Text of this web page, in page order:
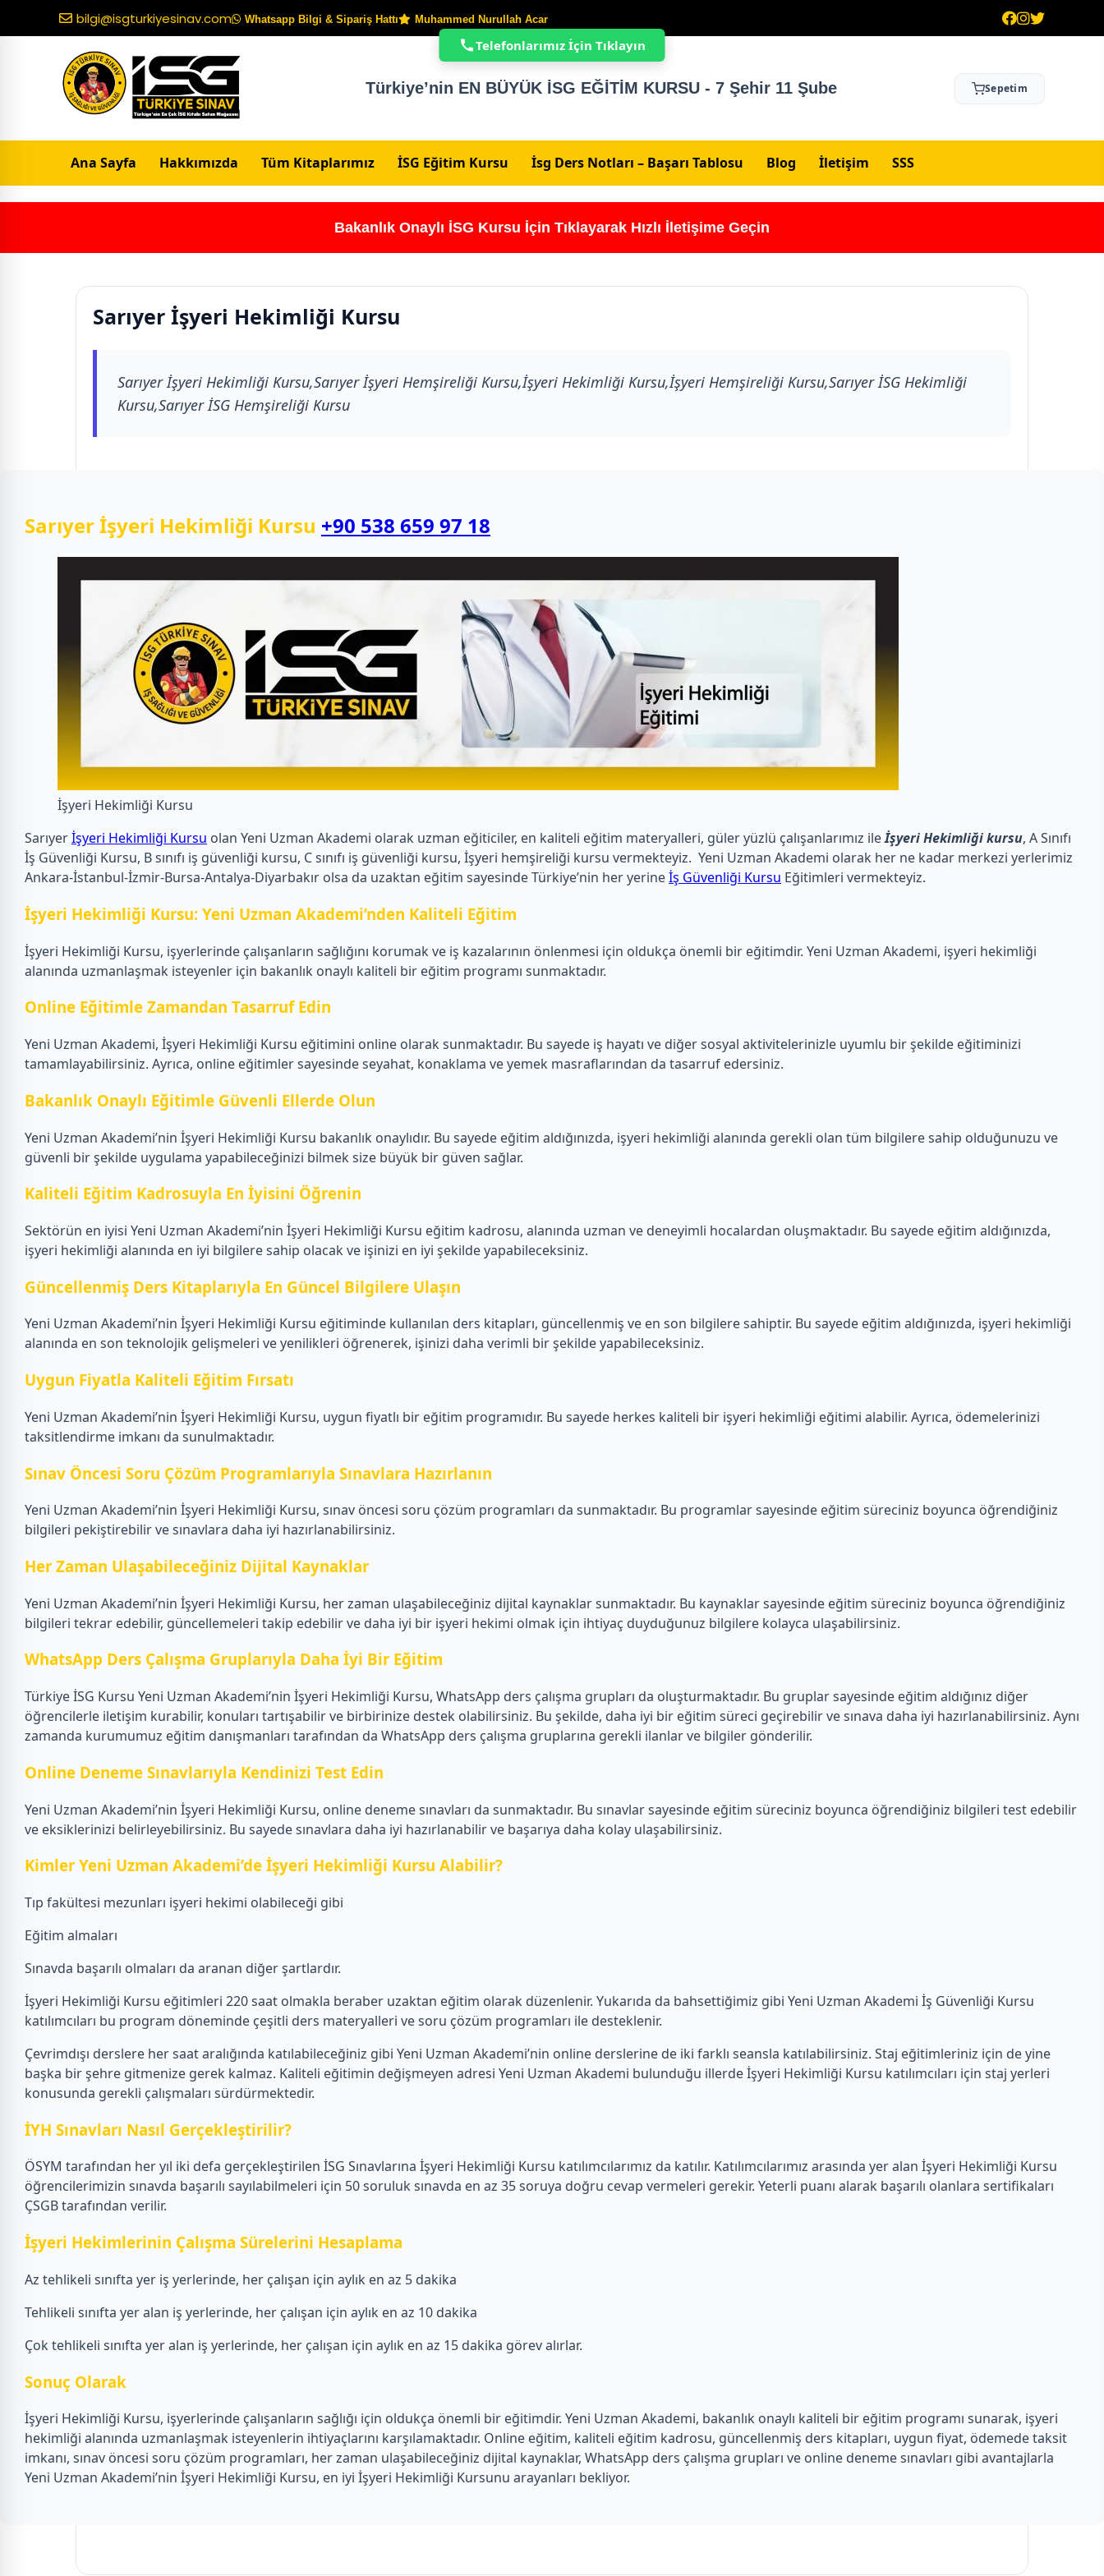
bilgi@isgturkiyesinav.com Whatsapp Bilgi & Sipariş Hattı Muhammed Nurullah Acar
Türkiye’nin EN BÜYÜK İSG EĞİTİM KURSU - 7 Şehir 11 Şube Sepetim
Ana Sayfa Hakkımızda Tüm Kitaplarımız İSG Eğitim Kursu İsg Ders Notları – Başarı Tablosu Blog İletişim SSS
Bakanlık Onaylı İSG Kursu İçin Tıklayarak Hızlı İletişime Geçin
Sarıyer İşyeri Hekimliği Kursu
Sarıyer İşyeri Hekimliği Kursu,Sarıyer İşyeri Hemşireliği Kursu,İşyeri Hekimliği Kursu,İşyeri Hemşireliği Kursu,Sarıyer İSG Hekimliği
Kursu,Sarıyer İSG Hemşireliği Kursu
Sarıyer İşyeri Hekimliği Kursu +90 538 659 97 18
İşyeri Hekimliği Kursu
Sarıyerİşyeri Hekimliği Kursu olan Yeni Uzman Akademi olarak uzman eğiticiler, en kaliteli eğitim materyalleri, güler yüzlü çalışanlarımız ileİşyeri Hekimliği kursu, A Sınıfı
İş Güvenliği Kursu, B sınıfı iş güvenliği kursu, C sınıfı iş güvenliği kursu, İşyeri hemşireliği kursu vermekteyiz. Yeni Uzman Akademi olarak her ne kadar merkezi yerlerimiz
Ankara-İstanbul-İzmir-Bursa-Antalya-Diyarbakır olsa da uzaktan eğitim sayesinde Türkiye’nin her yerineİş Güvenliği Kursu Eğitimleri vermekteyiz.
İşyeri Hekimliği Kursu: Yeni Uzman Akademi’nden Kaliteli Eğitim
İşyeri Hekimliği Kursu, işyerlerinde çalışanların sağlığını korumak ve iş kazalarının önlenmesi için oldukça önemli bir eğitimdir. Yeni Uzman Akademi, işyeri hekimliği
alanında uzmanlaşmak isteyenler için bakanlık onaylı kaliteli bir eğitim programı sunmaktadır.
Online Eğitimle Zamandan Tasarruf Edin
Yeni Uzman Akademi, İşyeri Hekimliği Kursu eğitimini online olarak sunmaktadır. Bu sayede iş hayatı ve diğer sosyal aktivitelerinizle uyumlu bir şekilde eğitiminizi
tamamlayabilirsiniz. Ayrıca, online eğitimler sayesinde seyahat, konaklama ve yemek masraflarından da tasarruf edersiniz.
Bakanlık Onaylı Eğitimle Güvenli Ellerde Olun
Yeni Uzman Akademi’nin İşyeri Hekimliği Kursu bakanlık onaylıdır. Bu sayede eğitim aldığınızda, işyeri hekimliği alanında gerekli olan tüm bilgilere sahip olduğunuzu ve
güvenli bir şekilde uygulama yapabileceğinizi bilmek size büyük bir güven sağlar.
Kaliteli Eğitim Kadrosuyla En İyisini Öğrenin
Sektörün en iyisi Yeni Uzman Akademi’nin İşyeri Hekimliği Kursu eğitim kadrosu, alanında uzman ve deneyimli hocalardan oluşmaktadır. Bu sayede eğitim aldığınızda,
işyeri hekimliği alanında en iyi bilgilere sahip olacak ve işinizi en iyi şekilde yapabileceksiniz.
Güncellenmiş Ders Kitaplarıyla En Güncel Bilgilere Ulaşın
Yeni Uzman Akademi’nin İşyeri Hekimliği Kursu eğitiminde kullanılan ders kitapları, güncellenmiş ve en son bilgilere sahiptir. Bu sayede eğitim aldığınızda, işyeri hekimliği
alanında en son teknolojik gelişmeleri ve yenilikleri öğrenerek, işinizi daha verimli bir şekilde yapabileceksiniz.
Uygun Fiyatla Kaliteli Eğitim Fırsatı
Yeni Uzman Akademi’nin İşyeri Hekimliği Kursu, uygun fiyatlı bir eğitim programıdır. Bu sayede herkes kaliteli bir işyeri hekimliği eğitimi alabilir. Ayrıca, ödemelerinizi
taksitlendirme imkanı da sunulmaktadır.
Sınav Öncesi Soru Çözüm Programlarıyla Sınavlara Hazırlanın
Yeni Uzman Akademi’nin İşyeri Hekimliği Kursu, sınav öncesi soru çözüm programları da sunmaktadır. Bu programlar sayesinde eğitim süreciniz boyunca öğrendiğiniz
bilgileri pekiştirebilir ve sınavlara daha iyi hazırlanabilirsiniz.
Her Zaman Ulaşabileceğiniz Dijital Kaynaklar
Yeni Uzman Akademi’nin İşyeri Hekimliği Kursu, her zaman ulaşabileceğiniz dijital kaynaklar sunmaktadır. Bu kaynaklar sayesinde eğitim süreciniz boyunca öğrendiğiniz
bilgileri tekrar edebilir, güncellemeleri takip edebilir ve daha iyi bir işyeri hekimi olmak için ihtiyaç duyduğunuz bilgilere kolayca ulaşabilirsiniz.
WhatsApp Ders Çalışma Gruplarıyla Daha İyi Bir Eğitim
Türkiye İSG Kursu Yeni Uzman Akademi’nin İşyeri Hekimliği Kursu, WhatsApp ders çalışma grupları da oluşturmaktadır. Bu gruplar sayesinde eğitim aldığınız diğer
öğrencilerle iletişim kurabilir, konuları tartışabilir ve birbirinize destek olabilirsiniz. Bu şekilde, daha iyi bir eğitim süreci geçirebilir ve sınava daha iyi hazırlanabilirsiniz. Aynı
zamanda kurumumuz eğitim danışmanları tarafından da WhatsApp ders çalışma gruplarına gerekli ilanlar ve bilgiler gönderilir.
Online Deneme Sınavlarıyla Kendinizi Test Edin
Yeni Uzman Akademi’nin İşyeri Hekimliği Kursu, online deneme sınavları da sunmaktadır. Bu sınavlar sayesinde eğitim süreciniz boyunca öğrendiğiniz bilgileri test edebilir
ve eksiklerinizi belirleyebilirsiniz. Bu sayede sınavlara daha iyi hazırlanabilir ve başarıya daha kolay ulaşabilirsiniz.
Kimler Yeni Uzman Akademi’de İşyeri Hekimliği Kursu Alabilir?
Tıp fakültesi mezunları işyeri hekimi olabileceği gibi
Eğitim almaları
Sınavda başarılı olmaları da aranan diğer şartlardır.
İşyeri Hekimliği Kursu eğitimleri 220 saat olmakla beraber uzaktan eğitim olarak düzenlenir. Yukarıda da bahsettiğimiz gibi Yeni Uzman Akademi İş Güvenliği Kursu
katılımcıları bu program döneminde çeşitli ders materyalleri ve soru çözüm programları ile desteklenir.
Çevrimdışı derslere her saat aralığında katılabileceğiniz gibi Yeni Uzman Akademi’nin online derslerine de iki farklı seansla katılabilirsiniz. Staj eğitimleriniz için de yine
başka bir şehre gitmenize gerek kalmaz. Kaliteli eğitimin değişmeyen adresi Yeni Uzman Akademi bulunduğu illerde İşyeri Hekimliği Kursu katılımcıları için staj yerleri
konusunda gerekli çalışmaları sürdürmektedir.
İYH Sınavları Nasıl Gerçekleştirilir?
ÖSYM tarafından her yıl iki defa gerçekleştirilen İSG Sınavlarına İşyeri Hekimliği Kursu katılımcılarımız da katılır. Katılımcılarımız arasında yer alan İşyeri Hekimliği Kursu
öğrencilerimizin sınavda başarılı sayılabilmeleri için 50 soruluk sınavda en az 35 soruya doğru cevap vermeleri gerekir. Yeterli puanı alarak başarılı olanlara sertifikaları
ÇSGB tarafından verilir.
İşyeri Hekimlerinin Çalışma Sürelerini Hesaplama
Az tehlikeli sınıfta yer iş yerlerinde, her çalışan için aylık en az 5 dakika
Tehlikeli sınıfta yer alan iş yerlerinde, her çalışan için aylık en az 10 dakika
Çok tehlikeli sınıfta yer alan iş yerlerinde, her çalışan için aylık en az 15 dakika görev alırlar.
Sonuç Olarak
İşyeri Hekimliği Kursu, işyerlerinde çalışanların sağlığı için oldukça önemli bir eğitimdir. Yeni Uzman Akademi, bakanlık onaylı kaliteli bir eğitim programı sunarak, işyeri
hekimliği alanında uzmanlaşmak isteyenlerin ihtiyaçlarını karşılamaktadır. Online eğitim, kaliteli eğitim kadrosu, güncellenmiş ders kitapları, uygun fiyat, ödemede taksit
imkanı, sınav öncesi soru çözüm programları, her zaman ulaşabileceğiniz dijital kaynaklar, WhatsApp ders çalışma grupları ve online deneme sınavları gibi avantajlarla
Yeni Uzman Akademi’nin İşyeri Hekimliği Kursu, en iyi İşyeri Hekimliği Kursunu arayanları bekliyor.
Telefonlarımız İçin Tıklayın